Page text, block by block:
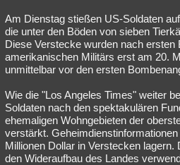
Am Dienstag stießen US-Soldaten
die unter den Böden von sieben
Diese Verstecke wurden nach ersten
amerikanischen Militärs erst am 20.
unmittelbar vor den ersten
Wie die "Los Angeles Times" weiter
Soldaten nach den spektakulären
ehemaligen Wohngebieten der
verstärkt.
Millionen Dollar in Verstecken lagern.
den Wideraufbau des Landes